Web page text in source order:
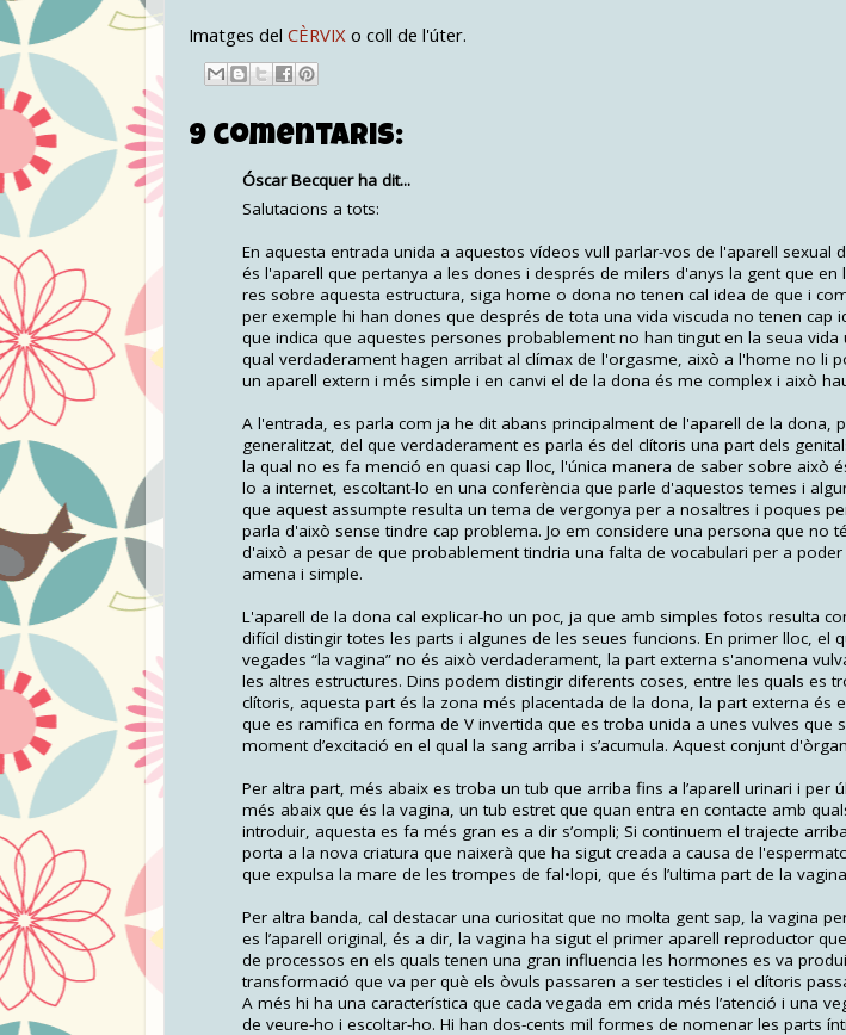
Imatges del CÈRVIX o coll de l'úter.
9 comentaris:
Óscar Becquer ha dit...
Salutacions a tots:
En aquesta entrada unida a aquestos vídeos vull parlar-vos de l'aparell sexual
és l'aparell que pertanya a les dones i després de milers d'anys la gent que en
res sobre aquesta estructura, siga home o dona no tenen cal idea de que i
per exemple hi han dones que després de tota una vida viscuda no tenen cap
que indica que aquestes persones probablement no han tingut en la seua
qual verdaderament hagen arribat al clímax de l'orgasme, això a l'home no li
un aparell extern i més simple i en canvi el de la dona és me complex i això
A l'entrada, es parla com ja he dit abans principalment de l'aparell de la dona,
generalitzat, del que verdaderament es parla és del clítoris una part dels
la qual no es fa menció en quasi cap lloc, l'única manera de saber sobre això
lo a internet, escoltant-lo en una conferència que parle d'aquestos temes i
que aquest assumpte resulta un tema de vergonya per a nosaltres i poques
parla d'això sense tindre cap problema. Jo em considere una persona que no
d'això a pesar de que probablement tindria una falta de vocabulari per a
amena i simple.
L'aparell de la dona cal explicar-ho un poc, ja que amb simples fotos resulta
difícil distingir totes les parts i algunes de les seues funcions. En primer lloc, el
vegades “la vagina” no és això verdaderament, la part externa s'anomena
les altres estructures. Dins podem distingir diferents coses, entre les quals es
clítoris, aquesta part és la zona més placentada de la dona, la part externa és
que es ramifica en forma de V invertida que es troba unida a unes vulves que
moment d’excitació en el qual la sang arriba i s’acumula. Aquest conjunt
Per altra part, més abaix es troba un tub que arriba fins a l’aparell urinari i per
més abaix que és la vagina, un tub estret que quan entra en contacte amb
introduir, aquesta es fa més gran es a dir s’ompli; Si continuem el trajecte
porta a la nova criatura que naixerà que ha sigut creada a causa de
que expulsa la mare de les trompes de fal•lopi, que és l’ultima part de la
Per altra banda, cal destacar una curiositat que no molta gent sap, la vagina
es l’aparell original, és a dir, la vagina ha sigut el primer aparell reproductor
de processos en els quals tenen una gran influencia les hormones es va
transformació que va per què els òvuls passaren a ser testicles i el clítoris
A més hi ha una característica que cada vegada em crida més l’atenció i una
de veure-ho i escoltar-ho. Hi han dos-cents mil formes de nomenar les parts